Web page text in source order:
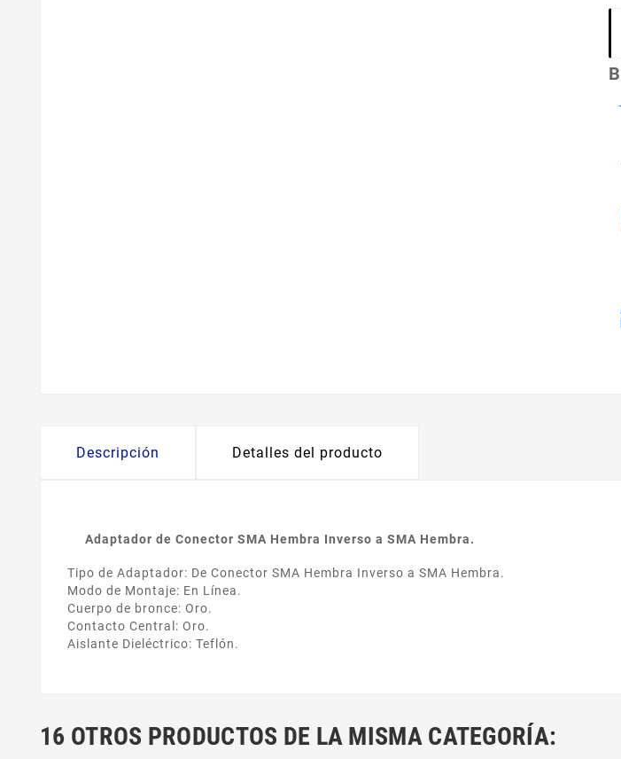
Descripción Detalles del producto
Adaptador de Conector SMA Hembra Inverso a SMA Hembra.
Tipo de Adaptador: De Conector SMA Hembra Inverso a SMA Hembra.
Modo de Montaje: En Línea.
Cuerpo de bronce: Oro.
Contacto Central: Oro.
Aislante Dieléctrico: Teflón.
16 OTROS PRODUCTOS DE LA MISMA CATEGORÍA: